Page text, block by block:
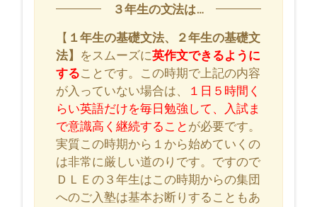
３年生の文法は…
【 １年生の基礎文法、２年生の基礎文
法】 をスムーズに英作文できるように
することです。この時期で上記の内容
が入っていない場合は、
１日５時間く
らい英語だけを毎日勉強して、入試ま
で意識高く継続すること が必要です。
実質この時期から１から始めていくの
は非常に厳しい道のりです。ですので
ＤＬＥの３年生はこの時期からの集団
へのご入塾は基本お断りすることもあ